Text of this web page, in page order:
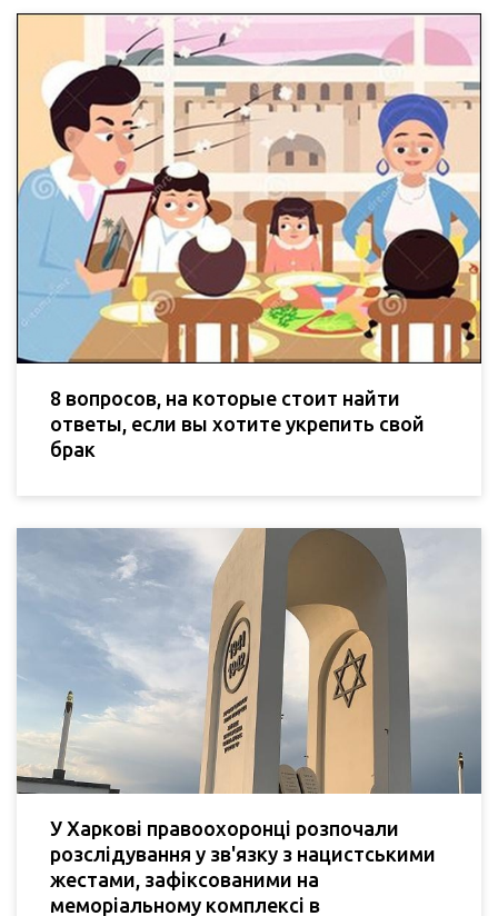
8 вопросов, на которые стоит найти
ответы, если вы хотите укрепить свой
брак
У Харкові правоохоронці розпочали
розслідування у зв'язку з нацистськими
жестами, зафіксованими на
меморіальному комплексі в